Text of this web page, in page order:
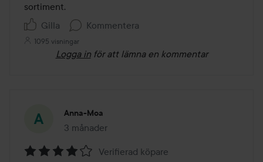
sortiment.
Gilla
Kommentera
1095 visningar
Logga in för att lämna en kommentar
Anna-Moa
3 månader
Inlägget skapades 3 månader
Verifierad köpare